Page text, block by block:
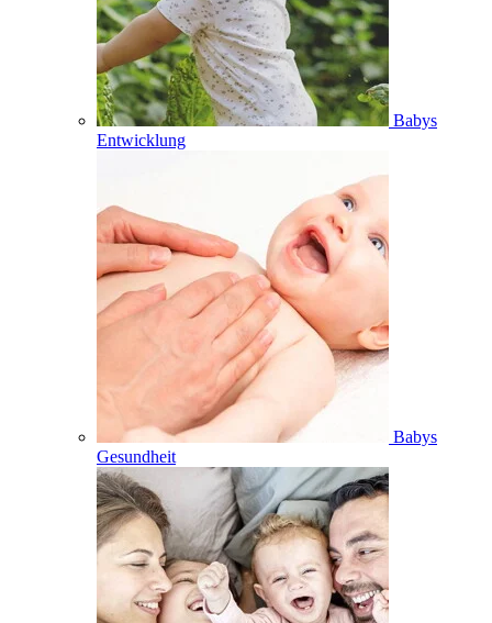
Babys
Entwicklung
Babys
Gesundheit